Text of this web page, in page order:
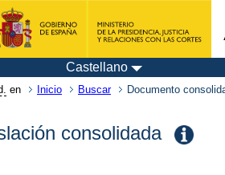
Castellano
en Inicio Buscar Documento
consolidada